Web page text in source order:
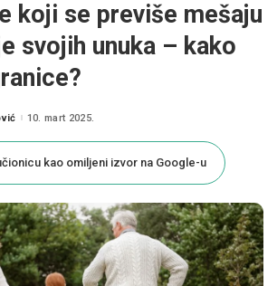
koji se previše mešaju
svojih unuka – kako
10. mart 2025.
kao omiljeni izvor na Google-u